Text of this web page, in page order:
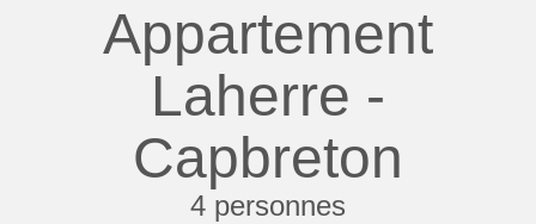
Appartement
Laherre -
Capbreton
4 personnes